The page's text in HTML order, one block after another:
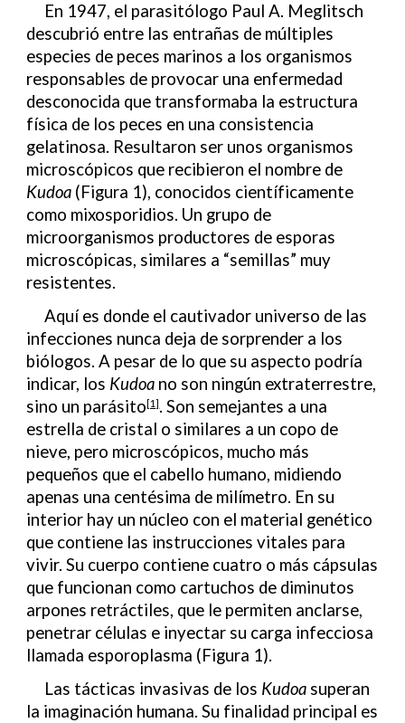
En 1947, el parasitólogo Paul A. Meglitsch
descubrió entre las entrañas de múltiples
especies de peces marinos a los organismos
responsables de provocar una enfermedad
desconocida que transformaba la estructura
física de los peces en una consistencia
gelatinosa. Resultaron ser unos organismos
microscópicos que recibieron el nombre de
Kudoa (Figura 1), conocidos científicamente
como mixosporidios. Un grupo de
microorganismos productores de esporas
microscópicas, similares a “semillas” muy
resistentes.
Aquí es donde el cautivador universo de las
infecciones nunca deja de sorprender a los
biólogos. A pesar de lo que su aspecto podría
indicar, los Kudoa no son ningún extraterrestre,
sino un parásito[1]. Son semejantes a una
estrella de cristal o similares a un copo de
nieve, pero microscópicos, mucho más
pequeños que el cabello humano, midiendo
apenas una centésima de milímetro. En su
interior hay un núcleo con el material genético
que contiene las instrucciones vitales para
vivir. Su cuerpo contiene cuatro o más cápsulas
que funcionan como cartuchos de diminutos
arpones retráctiles, que le permiten anclarse,
penetrar células e inyectar su carga infecciosa
llamada esporoplasma (Figura 1).
Las tácticas invasivas de los Kudoa superan
la imaginación humana. Su finalidad principal es